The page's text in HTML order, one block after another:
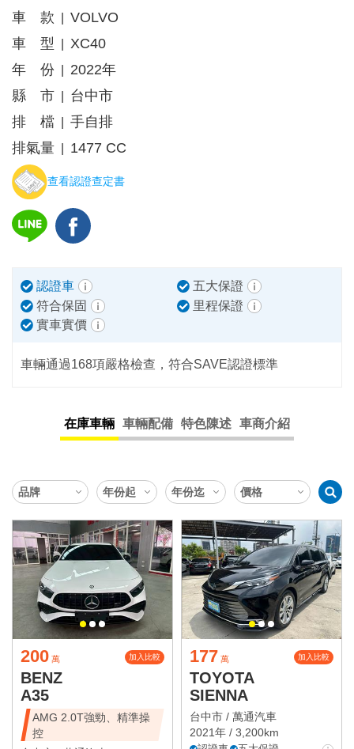
車 款
VOLVO
車 型
XC40
年 份
2022年
縣 市
台中市
排 檔
手自排
排氣量
1477 CC
查看認證查定書
認證車
五大保證
符合保固
里程保證
實車實價
車輛通過168項嚴格檢查，符合SAVE認證標準
在庫車輛 車輛配備 特色陳述 車商介紹
200 萬 加入比較
BENZ
A35
AMG 2.0T強勁、精準操
控
177 萬 加入比較
TOYOTA
SIENNA
台中市 / 萬通汽車
2021年 / 3,200km